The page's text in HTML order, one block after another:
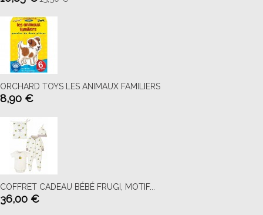
ORCHARD TOYS LES ANIMAUX FAMILIERS
8,90 €
COFFRET CADEAU BÉBÉ FRUGI, MOTIF...
36,00 €